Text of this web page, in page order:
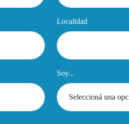
Localidad
Soy...